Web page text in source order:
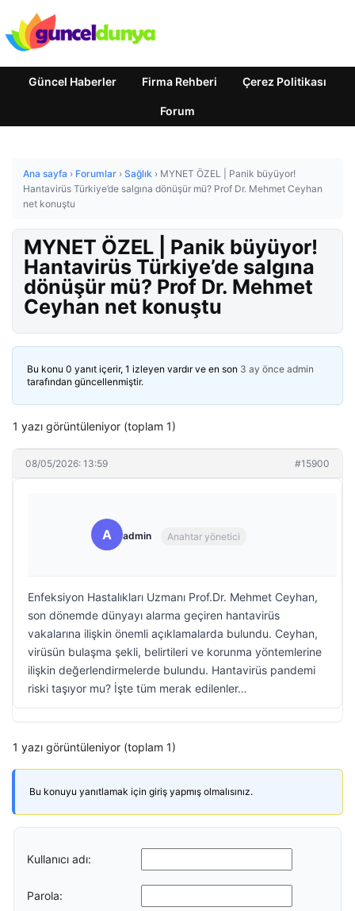
Güncel Haberler Firma Rehberi Çerez Politikası
Forum
Ana sayfa › Forumlar › Sağlık › MYNET ÖZEL | Panik büyüyor!
Hantavirüs Türkiye’de salgına dönüşür mü? Prof Dr. Mehmet Ceyhan
net konuştu
MYNET ÖZEL | Panik büyüyor!
Hantavirüs Türkiye’de salgına
dönüşür mü? Prof Dr. Mehmet
Ceyhan net konuştu
Bu konu 0 yanıt içerir, 1 izleyen vardır ve en son 3 ay önce admin
tarafından güncellenmiştir.
1 yazı görüntüleniyor (toplam 1)
08/05/2026: 13:59 #15900
A admin Anahtar yönetici
Enfeksiyon Hastalıkları Uzmanı Prof.Dr. Mehmet Ceyhan,
son dönemde dünyayı alarma geçiren hantavirüs
vakalarına ilişkin önemli açıklamalarda bulundu. Ceyhan,
virüsün bulaşma şekli, belirtileri ve korunma yöntemlerine
ilişkin değerlendirmelerde bulundu. Hantavirüs pandemi
riski taşıyor mu? İşte tüm merak edilenler…
1 yazı görüntüleniyor (toplam 1)
Bu konuyu yanıtlamak için giriş yapmış olmalısınız.
Kullanıcı adı:
Parola: